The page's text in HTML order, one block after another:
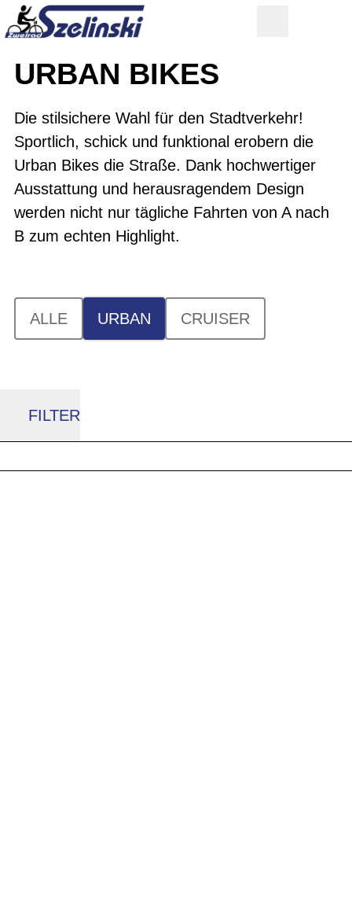
URBAN BIKES
Die stilsichere Wahl für den Stadtverkehr!
Sportlich, schick und funktional erobern die
Urban Bikes die Straße. Dank hochwertiger
Ausstattung und herausragendem Design
werden nicht nur tägliche Fahrten von A nach
B zum echten Highlight.
ALLE URBAN CRUISER
FILTER